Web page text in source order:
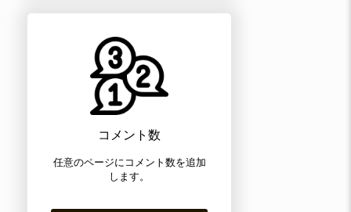
コメント数
任意のページにコメント数を追加
します。